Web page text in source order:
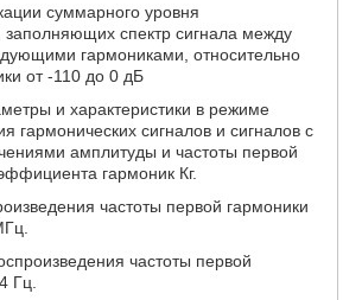
суммарного уровня
заполняющих спектр сигнала между
гармониками, относительно
от -110 до 0 дБ
и характеристики в режиме
гармонических сигналов и сигналов с
амплитуды и частоты первой
гармоник Кг.
частоты первой гармоники
частоты первой
Гц.